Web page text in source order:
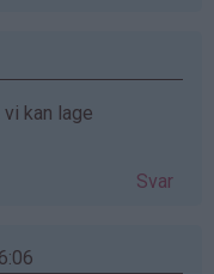
kan lage
Svar